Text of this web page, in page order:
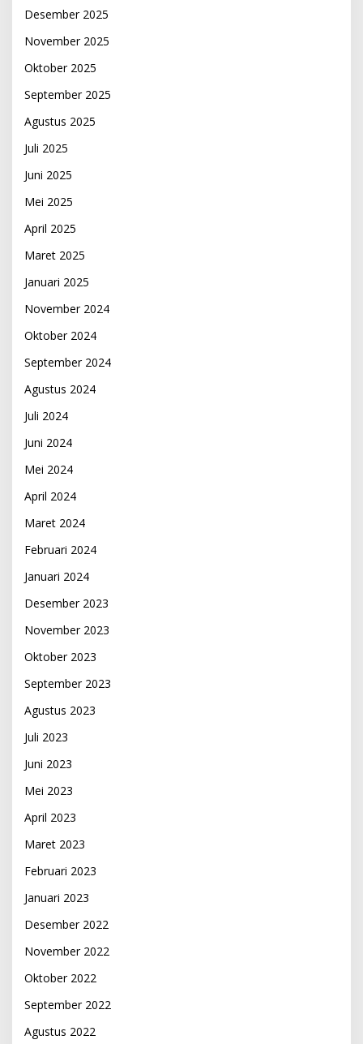
Desember 2025
November 2025
Oktober 2025
September 2025
Agustus 2025
Juli 2025
Juni 2025
Mei 2025
April 2025
Maret 2025
Januari 2025
November 2024
Oktober 2024
September 2024
Agustus 2024
Juli 2024
Juni 2024
Mei 2024
April 2024
Maret 2024
Februari 2024
Januari 2024
Desember 2023
November 2023
Oktober 2023
September 2023
Agustus 2023
Juli 2023
Juni 2023
Mei 2023
April 2023
Maret 2023
Februari 2023
Januari 2023
Desember 2022
November 2022
Oktober 2022
September 2022
Agustus 2022